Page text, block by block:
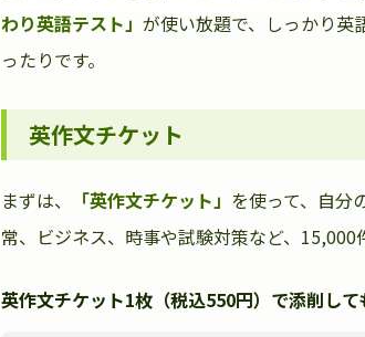
わり英語テスト」 が使い放題で、しっかり英
ったりです。
英作文チケット
まずは、 「英作文チケット」 を使って、自分
常、ビジネス、時事や試験対策など、
英作文チケット1枚（税込550円）で添削し